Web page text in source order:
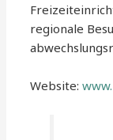
regionale
Website: